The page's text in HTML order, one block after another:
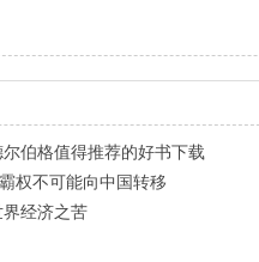
伯格值得推荐的好书下载
权不可能向中国转移
经济之苦